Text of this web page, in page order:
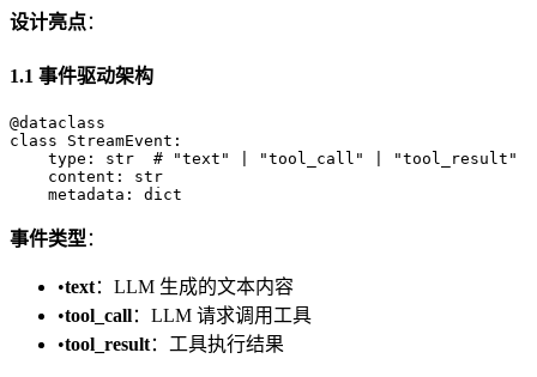
设计亮点：
1.1 事件驱动架构
@dataclass
class StreamEvent:
    type: str  # "text" | "tool_call" | "tool_result"
    content: str
事件类型：
•text：LLM 生成的文本内容
•tool_call：LLM 请求调用工具
•tool_result：工具执行结果